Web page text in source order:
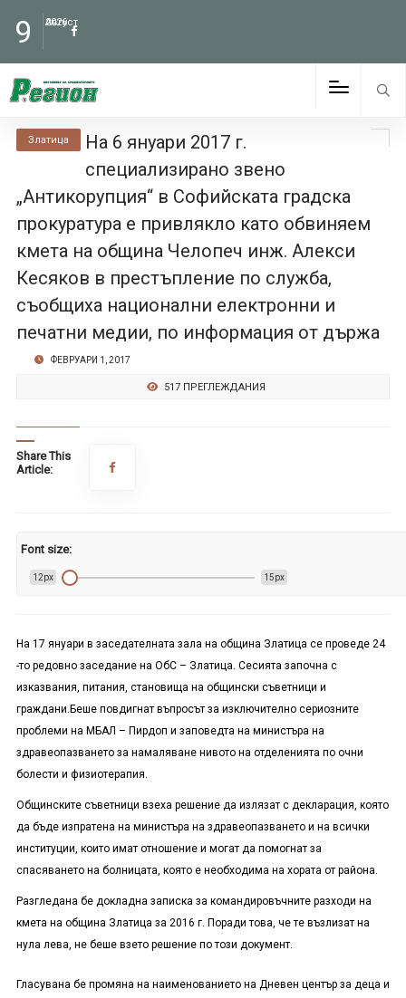
9 Август
2026
Златица
На 6 януари 2017 г.
специализирано звено
„Антикорупция“ в Софийската градска
прокуратура e привлякло като обвиняем
кмета на община Челопеч инж. Алекси
Кесяков в престъпление по служба,
съобщиха национални електронни и
печатни медии, по информация от държа
ФЕВРУАРИ 1, 2017
517 ПРЕГЛЕЖДАНИЯ
Share This
Article:
Font size:
12px 15px
На 17 януари в заседателната зала на община Златица се проведе 24
-то редовно заседание на ОбС – Златица. Сесията започна с
изказвания, питания, становища на общински съветници и
граждани. Беше повдигнат въпросът за изключително сериозните
проблеми на МБАЛ – Пирдоп и заповедта на министъра на
здравеопазването за намаляване нивото на отделенията по очни
болести и физиотерапия.
Общинските съветници взеха решение да излязат с декларация, която
да бъде изпратена на министъра на здравеопазването и на всички
институции, които имат отношение и могат да помогнат за
спасяването на болницата, която е необходима на хората от района.
Разгледана бе докладна записка за командировъчните разходи на
кмета на община Златица за 2016 г. Поради това, че те възлизат на
нула лева, не беше взето решение по този документ.
Гласувана бе промяна на наименованието на Дневен център за деца и